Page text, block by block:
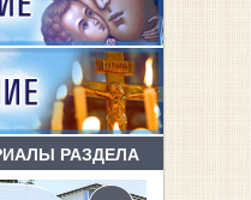
РАЗДЕЛА